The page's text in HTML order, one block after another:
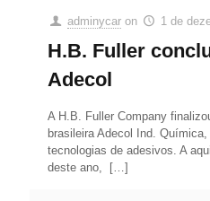
adminycar on 1 de
H.B. Fuller
Adecol
A H.B. Fuller Company
brasileira Adecol Ind.
tecnologias de adesivos. A
deste ano,
[…]